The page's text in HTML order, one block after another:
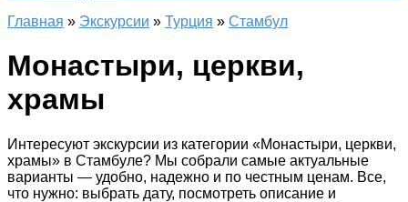
Главная » Экскурсии » Турция » Стамбул
Монастыри, церкви,
храмы
Интересуют экскурсии из категории «Монастыри, церкви,
храмы» в Стамбуле? Мы собрали самые актуальные
варианты — удобно, надежно и по честным ценам. Все,
что нужно: выбрать дату, посмотреть описание и